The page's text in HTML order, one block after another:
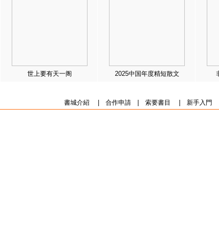
世上要有天一阁 2025中国年度精短散文
書城介紹 合作申請| 索要書目 新手入門